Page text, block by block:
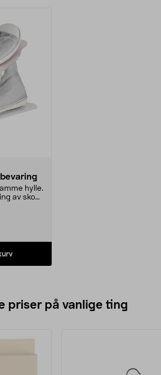
hylle.
av sko
priser på vanlige ting